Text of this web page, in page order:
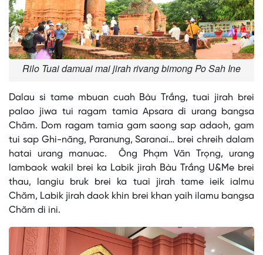
Rilo Tuai damuai mai jirah rivang bimong Po Sah Ine
Dalau si tame mbuan cuah Bàu Trắng, tuai jirah brei
palao jiwa tui ragam tamia Apsara di urang bangsa
Chăm. Dom ragam tamia gam saong sap adaoh, gam
tui sap Ghi-năng, Paranưng, Saranai… brei chreih dalam
hatai urang manuac. Ông Phạm Văn Trọng, urang
lambaok wakil brei ka Labik jirah Bàu Trắng U&Me brei
thau, langiu bruk brei ka tuai jirah tame ieik ialmu
Chăm, Labik jirah daok khin brei khan yaih ilamu bangsa
Chăm di ini.